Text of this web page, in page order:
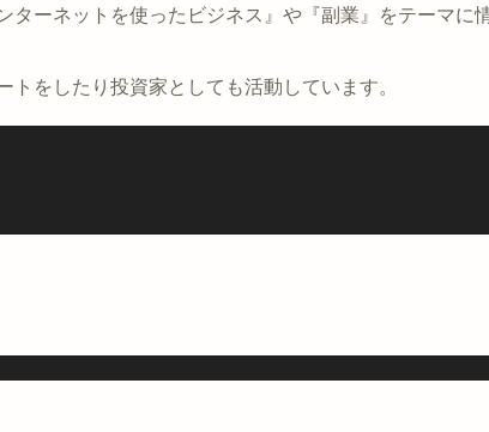
ーネットを使ったビジネス』や『副業』をテーマに
をしたり投資家としても活動しています。